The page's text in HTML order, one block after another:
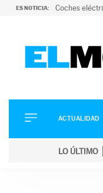
ES NOTICIA: Coches
ELÉCTRICOS
CONDUCIR
ACTUALIDAD
LO ÚLTIMO